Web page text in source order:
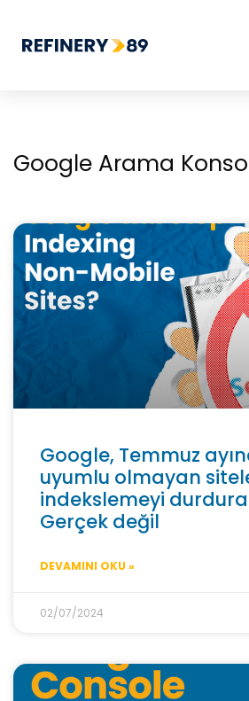
Google Arama
Google, Temmuz
uyumlu olmayan
indekslemeyi
Gerçek değil
DEVAMINI OKU »
02/07/2024